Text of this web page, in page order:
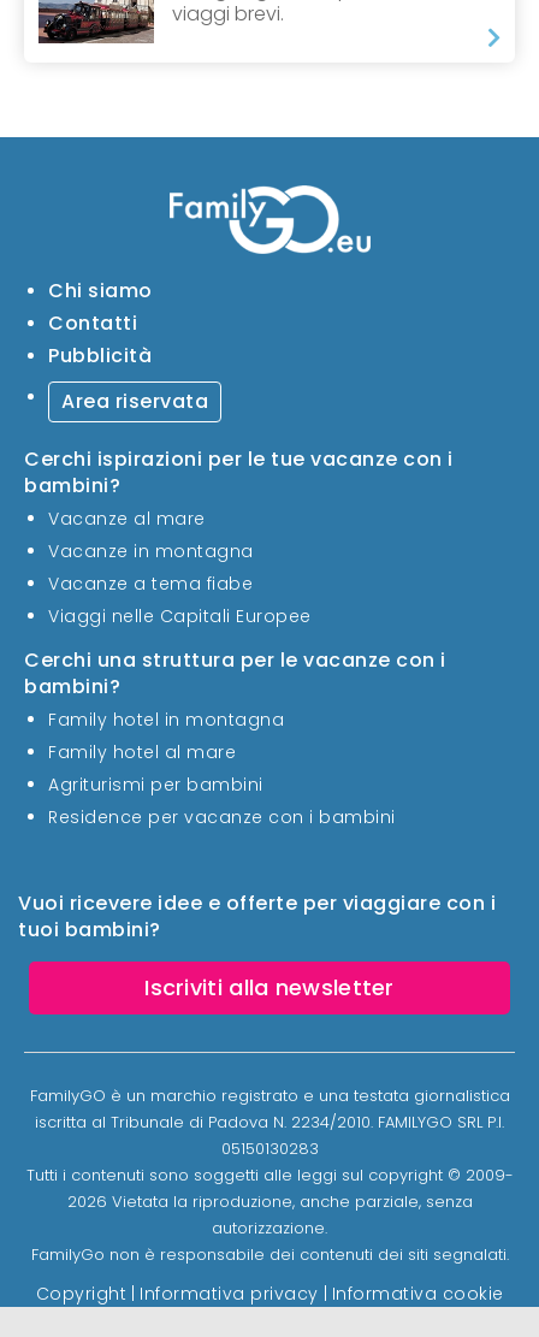
viaggi brevi.
Vuoi ricevere idee e offerte per viaggiare con i
tuoi bambini?
Iscriviti alla newsletter
Chi siamo
Contatti
Pubblicità
Area riservata
Cerchi ispirazioni per le tue vacanze con i
bambini?
Vacanze al mare
Vacanze in montagna
Vacanze a tema fiabe
Viaggi nelle Capitali Europee
Cerchi una struttura per le vacanze con i
bambini?
Family hotel in montagna
Family hotel al mare
Agriturismi per bambini
Residence per vacanze con i bambini
FamilyGO è un marchio registrato e una testata giornalistica
iscritta al Tribunale di Padova N. 2234/2010. FAMILYGO SRL P.I.
05150130283
Tutti i contenuti sono soggetti alle leggi sul copyright © 2009-
2026 Vietata la riproduzione, anche parziale, senza
autorizzazione.
FamilyGo non è responsabile dei contenuti dei siti segnalati.
Copyright | Informativa privacy | Informativa cookie